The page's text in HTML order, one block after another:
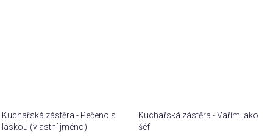
Kuchařská zástěra - Pečeno s
láskou (vlastní jméno)
Kuchařská zástěra - Vařím jako
šéf